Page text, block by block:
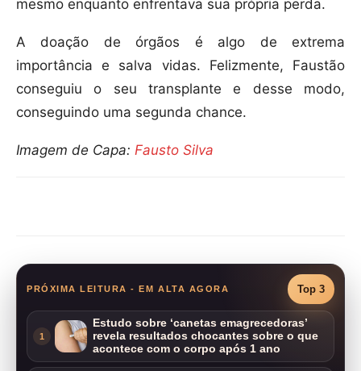
mesmo enquanto enfrentava sua própria perda.
A doação de órgãos é algo de extrema
importância e salva vidas. Felizmente, Faustão
conseguiu o seu transplante e desse modo,
conseguindo uma segunda chance.
Imagem de Capa: Fausto Silva
PRÓXIMA LEITURA - EM ALTA AGORA Top 3
1
Estudo sobre ‘canetas emagrecedoras’
revela resultados chocantes sobre o que
acontece com o corpo após 1 ano